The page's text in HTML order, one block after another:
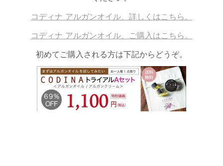
コディナ アルガンオイル、詳しくはこちら。
コディナ アルガンオイル、ご購入はこちら。
初めてご購入される方は下記からどうぞ。